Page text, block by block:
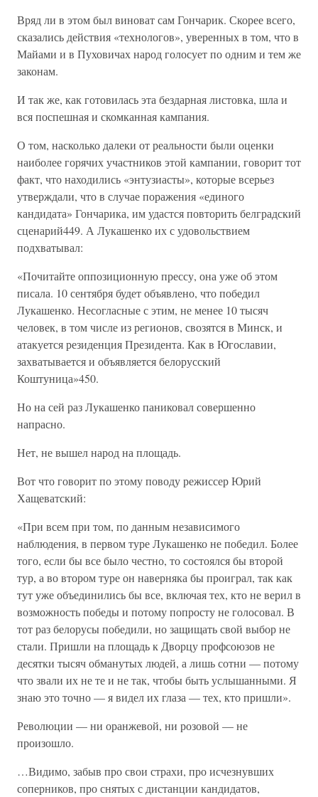
Вряд ли в этом был виноват сам Гончарик. Скорее всего,
сказались действия «технологов», уверенных в том, что в
Майами и в Пуховичах народ голосует по одним и тем же
законам.
И так же, как готовилась эта бездарная листовка, шла и
вся поспешная и скомканная кампания.
О том, насколько далеки от реальности были оценки
наиболее горячих участников этой кампании, говорит тот
факт, что находились «энтузиасты», которые всерьез
утверждали, что в случае поражения «единого
кандидата» Гончарика, им удастся повторить белградский
сценарий449. А Лукашенко их с удовольствием
подхватывал:
«Почитайте оппозиционную прессу, она уже об этом
писала. 10 сентября будет объявлено, что победил
Лукашенко. Несогласные с этим, не менее 10 тысяч
человек, в том числе из регионов, свозятся в Минск, и
атакуется резиденция Президента. Как в Югославии,
захватывается и объявляется белорусский
Коштуница»450.
Но на сей раз Лукашенко паниковал совершенно
напрасно.
Нет, не вышел народ на площадь.
Вот что говорит по этому поводу режиссер Юрий
Хащеватский:
«При всем при том, по данным независимого
наблюдения, в первом туре Лукашенко не победил. Более
того, если бы все было честно, то состоялся бы второй
тур, а во втором туре он наверняка бы проиграл, так как
тут уже объединились бы все, включая тех, кто не верил в
возможность победы и потому попросту не голосовал. В
тот раз белорусы победили, но защищать свой выбор не
стали. Пришли на площадь к Дворцу профсоюзов не
десятки тысяч обманутых людей, а лишь сотни — потому
что звали их не те и не так, чтобы быть услышанными. Я
знаю это точно — я видел их глаза — тех, кто пришли».
Революции — ни оранжевой, ни розовой — не
произошло.
…Видимо, забыв про свои страхи, про исчезнувших
соперников, про снятых с дистанции кандидатов,